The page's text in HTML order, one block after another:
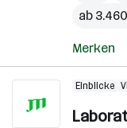
ab
Merken
Einblicke